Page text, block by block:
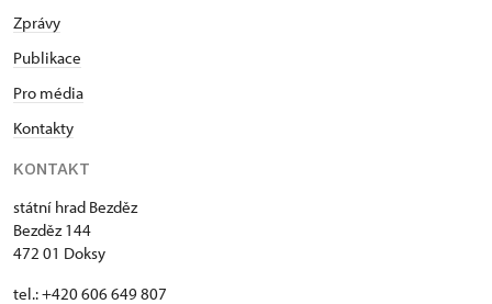
Zprávy
Publikace
Pro média
Kontakty
KONTAKT
státní hrad Bezděz
Bezděz 144
472 01 Doksy
tel.: +420 606 649 807